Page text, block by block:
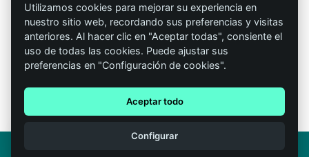
CONFIGURAR
Lápiz personalizado
héroe.
1,00 € - 1,20€ Rango
de
desde
1,00 €
hasta
CONFIGURAR
Cuadro ángel de la guarda
niña.
1 reseñas
29,90€
1
Utilizamos cookies para mejorar su experiencia en
nuestro sitio web, recordando sus preferencias y visitas
anteriores. Al hacer clic en "Aceptar todas", consiente el
uso de todas las cookies. Puede ajustar sus
preferencias en "Configuración de cookies".
Aceptar todo
Configurar